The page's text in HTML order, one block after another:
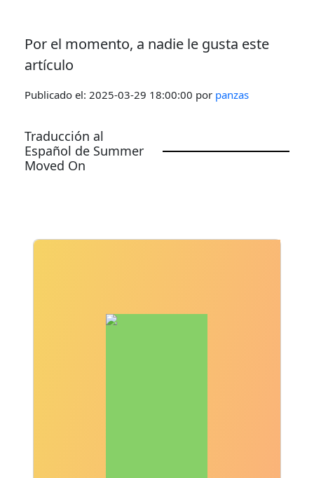
Por el momento, a nadie le gusta este
artículo
Publicado el: 2025-03-29 18:00:00 por panzas
Traducción al
Español de Summer
Moved On